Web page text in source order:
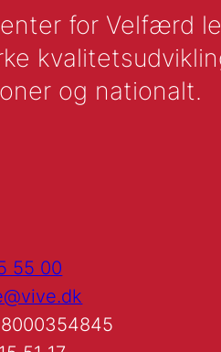
for Velfærd
og nationalt.
55 00